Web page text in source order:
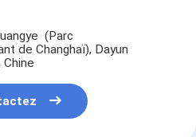
(Parc
de Changhaï), Dayun
Chine